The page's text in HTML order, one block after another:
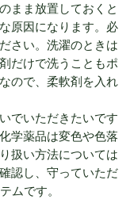
まま放置しておくと
原因になります。必
さい。洗濯のときは
だけで洗うこともポ
ので、柔軟剤を入れ
でいただきたいです
学薬品は変色や色落
扱い方法については
認し、守っていただ
ムです。